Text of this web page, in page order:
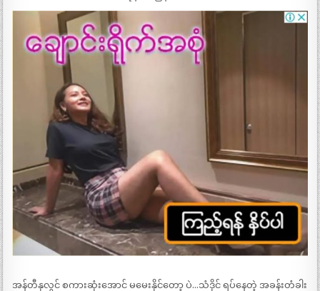
အန်တီနုလွင် စကားဆုံးအောင် မမေးနိုင်တော့ ပဲ…သံဒိုင် ရပ်နေတဲ့ အခန်းတံခါး